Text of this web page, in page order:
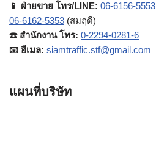
📱 ฝ่ายขาย โทร/LINE: 06-6156-5553
06-6162-5353 (สมฤดี)
☎️ สำนักงาน โทร: 0-2294-0281-6
📧 อีเมล: siamtraffic.stf@gmail.com
แผนที่บริษัท